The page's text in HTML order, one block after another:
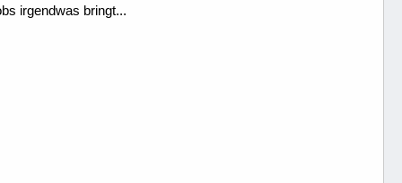
irgendwas bringt...